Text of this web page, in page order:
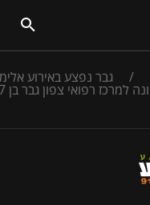
/ גבר נפצע באירוע